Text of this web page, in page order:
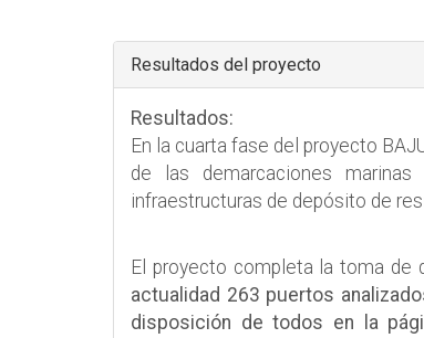
Ocultar
Resultados del proyecto
Resultados:
En la cuarta fase del proyecto
de las demarcaciones
infraestructuras de depósito de
El proyecto completa la toma de
actualidad 263 puertos
disposición de todos en la